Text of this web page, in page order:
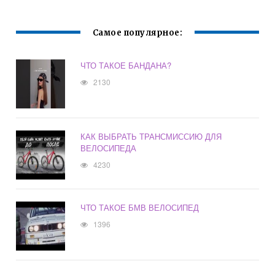
Самое популярное:
ЧТО ТАКОЕ БАНДАНА?
2130
КАК ВЫБРАТЬ ТРАНСМИССИЮ ДЛЯ
ВЕЛОСИПЕДА
4230
ЧТО ТАКОЕ БМВ ВЕЛОСИПЕД
1396